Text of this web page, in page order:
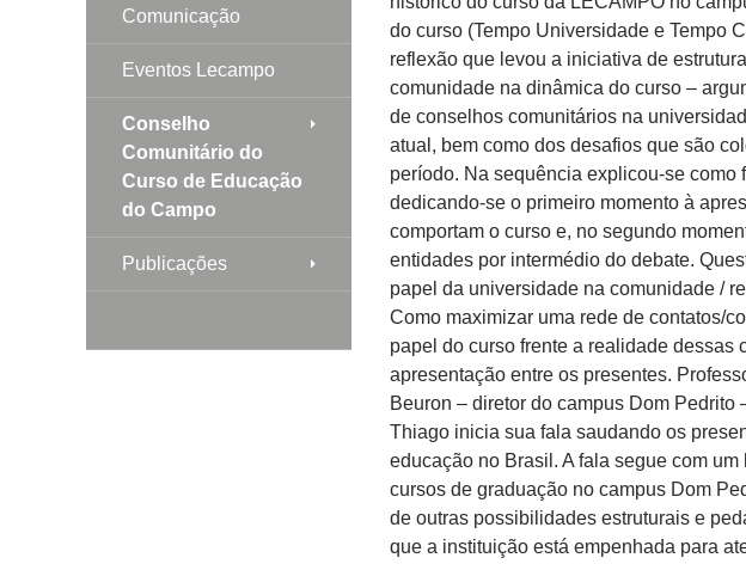
Comunicação
Eventos Lecampo
Conselho
Comunitário do
Curso de Educação
do Campo
Publicações